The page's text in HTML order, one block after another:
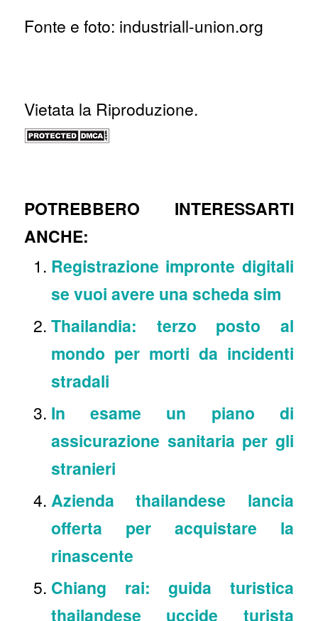
Fonte e foto: industriall-union.org
Vietata la Riproduzione.
POTREBBERO INTERESSARTI
ANCHE:
Registrazione impronte digitali
se vuoi avere una scheda sim
Thailandia: terzo posto al
mondo per morti da incidenti
stradali
In esame un piano di
assicurazione sanitaria per gli
stranieri
Azienda thailandese lancia
offerta per acquistare la
rinascente
Chiang rai: guida turistica
thailandese uccide turista